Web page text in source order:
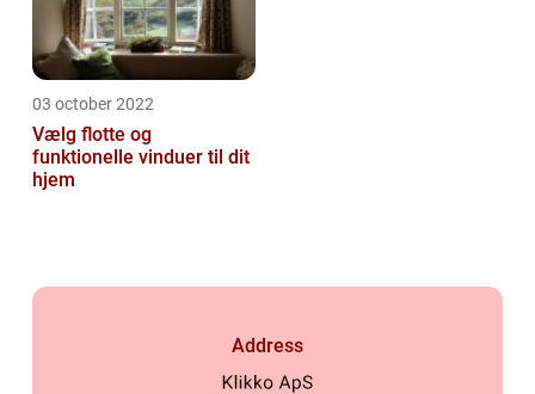
03 october 2022
Vælg flotte og
funktionelle vinduer til dit
hjem
Address